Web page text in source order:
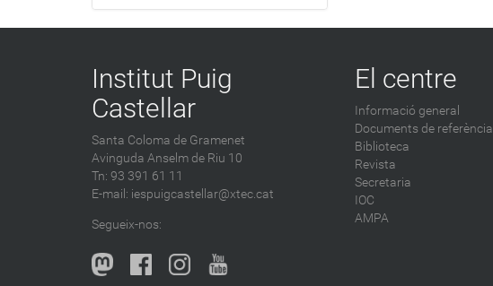
Institut Puig
Castellar
Santa Coloma de Gramenet
Avinguda Anselm de Riu 10
Tn: 93 391 61 11
E-mail: iespuigcastellar@xtec.cat
Segueix-nos:
El centre
Informació general
Documents de referència
Biblioteca
Revista
Secretaria
IOC
AMPA